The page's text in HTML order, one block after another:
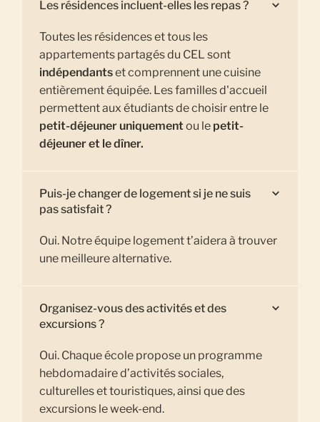
Les résidences incluent-elles les repas ?
Toutes les résidences et tous les
appartements partagés du CEL sont
indépendantset comprennent une cuisine
entièrement équipée. Les familles d'accueil
permettent aux étudiants de choisir entre le
petit-déjeuner uniquementou le petit-
déjeuner et le dîner.
Puis-je changer de logement si je ne suis
pas satisfait ?
Oui. Notre équipe logement t’aidera à trouver
une meilleure alternative.
Organisez-vous des activités et des
excursions ?
Oui. Chaque école propose un programme
hebdomadaire d’activités sociales,
culturelles et touristiques, ainsi que des
excursions le week-end.